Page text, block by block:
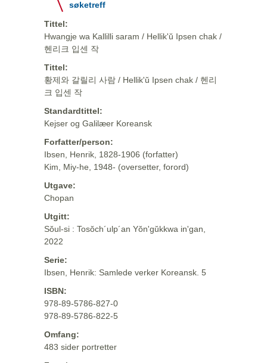
søketreff
Tittel:
Hwangje wa Kallilli saram / Hellik'ŭ Ipsen chak /
헨리크 입센 작
Tittel:
황제와 갈릴리 사람 / Hellik'ŭ Ipsen chak / 헨리
크 입센 작
Standardtittel:
Kejser og Galilæer Koreansk
Forfatter/person:
Ibsen, Henrik, 1828-1906 (forfatter)
Kim, Miy-he, 1948- (oversetter, forord)
Utgave:
Chopan
Utgitt:
Sŏul-si : Tosŏch´ulp´an Yŏn'gŭkkwa in'gan,
2022
Serie:
Ibsen, Henrik: Samlede verker Koreansk. 5
ISBN:
978-89-5786-827-0
978-89-5786-822-5
Omfang:
483 sider portretter